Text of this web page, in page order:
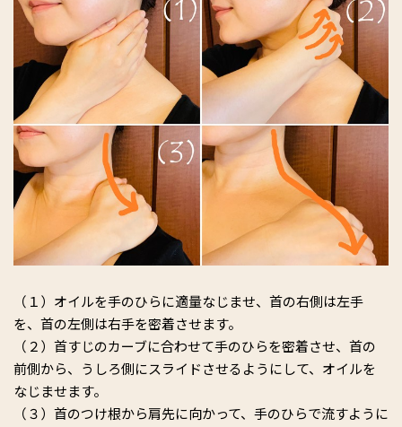
（１）オイルを手のひらに適量なじませ、首の右側は左手
を、首の左側は右手を密着させます。
（２）首すじのカーブに合わせて手のひらを密着させ、首の
前側から、うしろ側にスライドさせるようにして、オイルを
なじませます。
（３）首のつけ根から肩先に向かって、手のひらで流すように